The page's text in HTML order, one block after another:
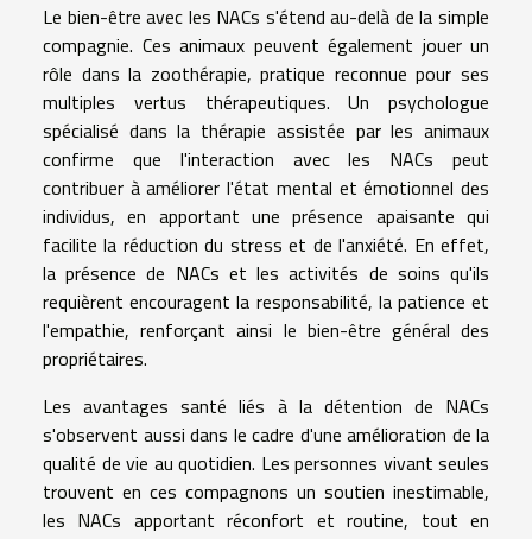
Le bien-être avec les NACs s'étend au-delà de la simple
compagnie. Ces animaux peuvent également jouer un
rôle dans la zoothérapie, pratique reconnue pour ses
multiples vertus thérapeutiques. Un psychologue
spécialisé dans la thérapie assistée par les animaux
confirme que l'interaction avec les NACs peut
contribuer à améliorer l'état mental et émotionnel des
individus, en apportant une présence apaisante qui
facilite la réduction du stress et de l'anxiété. En effet,
la présence de NACs et les activités de soins qu'ils
requièrent encouragent la responsabilité, la patience et
l'empathie, renforçant ainsi le bien-être général des
propriétaires.
Les avantages santé liés à la détention de NACs
s'observent aussi dans le cadre d'une amélioration de la
qualité de vie au quotidien. Les personnes vivant seules
trouvent en ces compagnons un soutien inestimable,
les NACs apportant réconfort et routine, tout en